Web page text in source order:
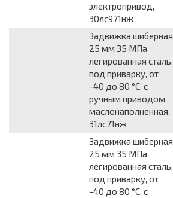
электропривод,
30лс971нж
Задвижка шиберная
25 мм 35 МПа
легированная сталь,
под приварку, от
-40 до 80 °С, с
ручным приводом,
маслонаполненная,
31лс71нж
Задвижка шиберная
25 мм 35 МПа
легированная сталь,
под приварку, от
-40 до 80 °С, с